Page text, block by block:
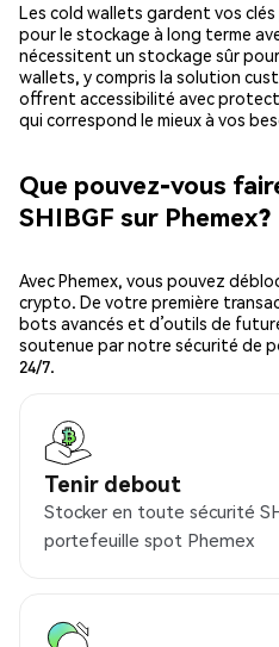
Les cold wallets gardent vos
pour le stockage à long terme
nécessitent un stockage sûr
wallets, y compris la solution
offrent accessibilité avec
qui correspond le mieux à vos
Que pouvez-vous
SHIBGF sur Phemex?
Avec Phemex, vous pouvez
crypto. De votre première
bots avancés et d’outils de
soutenue par notre sécurité de
24/7.
Tenir debout
Stocker en toute sécurité
portefeuille spot Phemex